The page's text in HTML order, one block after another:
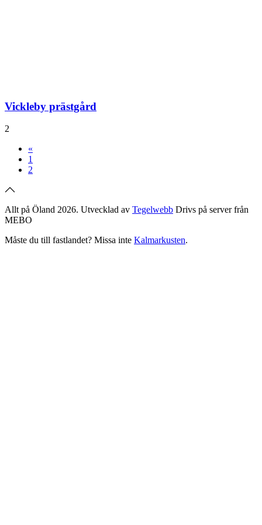
Vickleby prästgård
2
«
1
2
Allt på Öland 2026. Utvecklad av Tegelwebb Drivs på server från
MEBO
Måste du till fastlandet? Missa inte Kalmarkusten.